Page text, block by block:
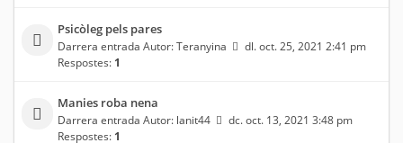
Psicòleg pels pares
Darrera entrada Autor:Teranyina
dl. oct. 25, 2021 2:41 pm
Respostes: 1
Manies roba nena
Darrera entrada Autor: lanit44
dc. oct. 13, 2021 3:48 pm
Respostes: 1